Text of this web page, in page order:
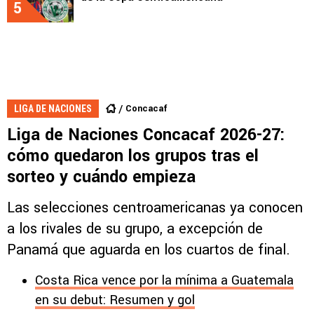
5
LIGA DE NACIONES Concacaf
Liga de Naciones Concacaf 2026-27:
cómo quedaron los grupos tras el
sorteo y cuándo empieza
Las selecciones centroamericanas ya conocen
a los rivales de su grupo, a excepción de
Panamá que aguarda en los cuartos de final.
Costa Rica vence por la mínima a Guatemala
en su debut: Resumen y gol